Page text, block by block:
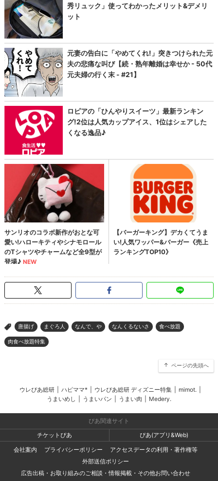
> 唐揚げ まぐろ人 なんで、や なんくるないさ 食べ放題
肉食べ放題特集
ページの先頭へ
ウレぴあ総研 ハピママ* ウレぴあ総研 ディズニー特集 mimot.
うまいめし
うまいパン うまい肉 Medery.
ぴあ関連サイト
チケットぴあ
ぴあ(アプリ&Web)
会社案内
プライバシーポリシー
アクセスデータの利用・著作権等
外部送信ポリシー
広告出稿・お取り組みのご相談・情報掲載・その他お問い合わせ